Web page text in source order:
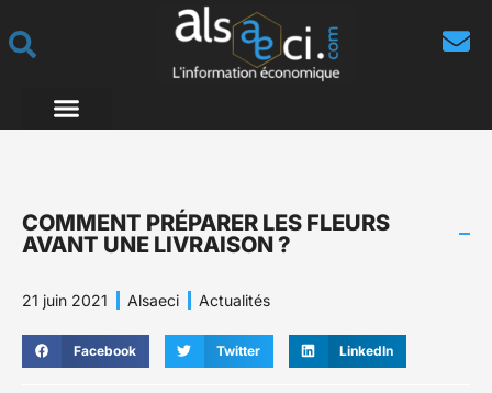
COMMENT PRÉPARER LES FLEURS
AVANT UNE LIVRAISON ?
21 juin 2021 Alsaeci Actualités
Facebook Twitter LinkedIn